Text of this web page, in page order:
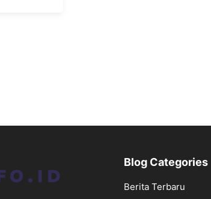
Blog Categories
Berita Terbaru